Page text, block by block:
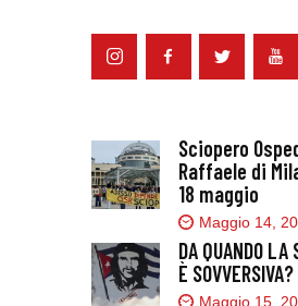
Sciopero
Raffaele di
18 maggio
Maggio 14,
DA QUANDO LA
È SOVVERSIVA?
Maggio 15,